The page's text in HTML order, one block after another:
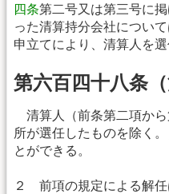
四条第二号又は第三号に
った清算持分会社につい
申立てにより、清算人を選
第六百四十八条（
清算人（前条第二項から
所が選任したものを除く
とができる。
２ 前項の規定による解